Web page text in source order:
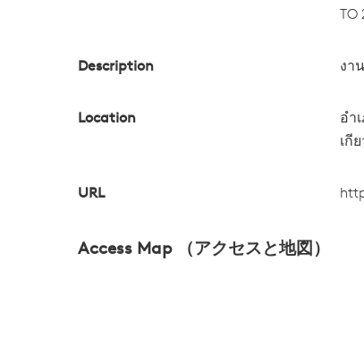
Description งา
Location
อำ
เกี
URL
Access Map （アクセスと地図）